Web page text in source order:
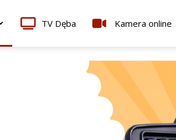
TV Dęba Kamera online